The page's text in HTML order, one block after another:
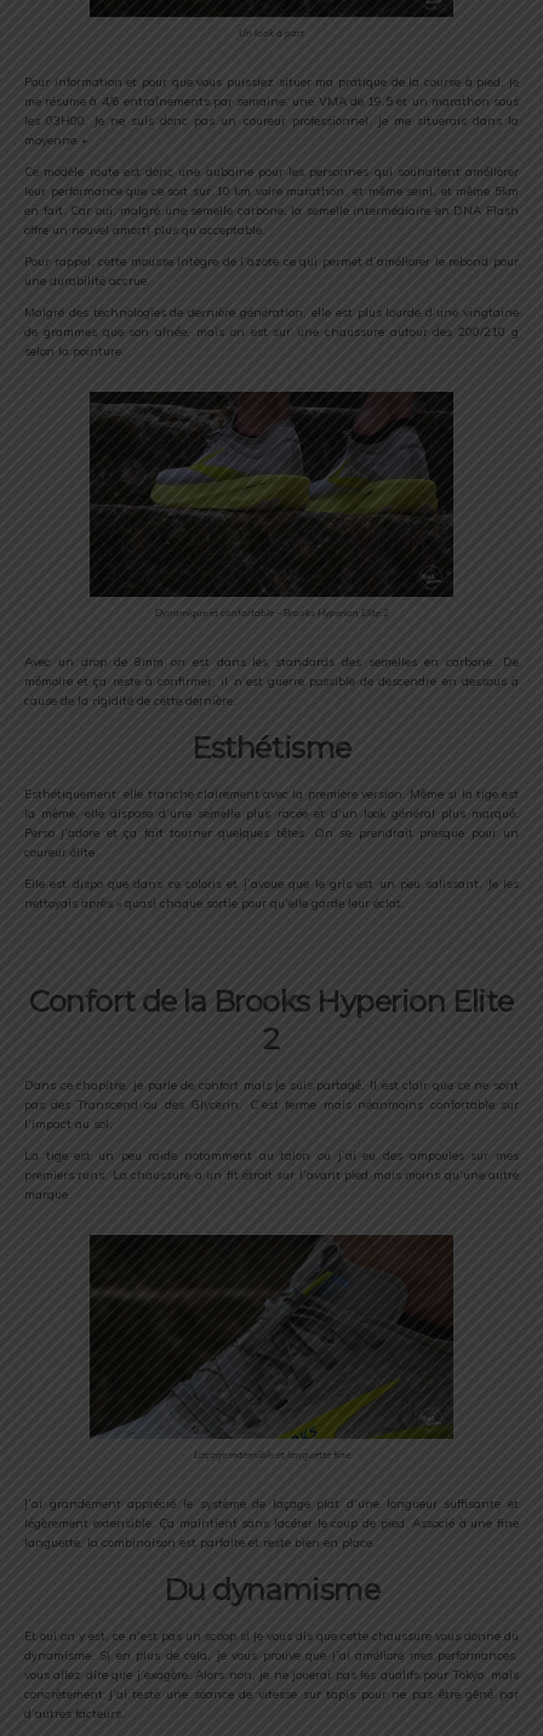
Un look à part
Pour information et pour que vous puissiez situer ma pratique de la course à pied, je
me résume à 4/6 entraînements par semaine, une VMA de 19,5 et un marathon sous
les 03H00. Je ne suis donc pas un coureur professionnel, je me situerais dans la
moyenne +
Ce modèle route est donc une aubaine pour les personnes qui souhaitent améliorer
leur performance que ce soit sur 10 km voire marathon, et même semi, et même 5km
en fait. Car oui, malgré une semelle carbone, la semelle intermédiaire en DNA Flash
offre un nouvel amorti plus qu’acceptable.
Pour rappel, cette mousse intègre de l’azote ce qui permet d’améliorer le rebond pour
une durabilité accrue.
Malgré des technologies de dernière génération, elle est plus lourde d’une vingtaine
de grammes que son aînée, mais on est sur une chaussure autour des 200/210 g
selon la pointure.
Dynamique et confortable – Brooks Hyperion Elite 2
Avec un drop de 8mm on est dans les standards des semelles en carbone. De
mémoire et ça reste à confirmer, il n’est guerre possible de descendre en dessous à
cause de la rigidité de cette dernière.
Esthétisme
Esthétiquement, elle tranche clairement avec la première version. Même si la tige est
la même, elle dispose d’une semelle plus racée et d’un look général plus marqué.
Perso j’adore et ça fait tourner quelques têtes. On se prendrait presque pour un
coureur élite.
Elle est dispo que dans ce coloris et j’avoue que le gris est un peu salissant. Je les
nettoyais après « quasi chaque sortie pour qu’elle garde leur éclat.
Confort de la Brooks Hyperion Elite
2
Dans ce chapitre, je parle de confort mais je suis partagé. Il est clair que ce ne sont
pas des Transcend ou des Glycerin. C’est ferme mais néanmoins confortable sur
l’impact au sol.
La tige est un peu raide notamment au talon ou j’ai eu des ampoules sur mes
premiers runs. La chaussure a un fit étroit sur l’avant pied mais moins qu’une autre
marque.
Laçage extensible et languette fine
J’ai grandement apprécié le système de laçage plat d’une longueur suffisante et
légèrement extensible. Ça maintient sans lacérer le coup de pied. Associé à une fine
languette, la combinaison est parfaite et reste bien en place.
Du dynamisme
Et oui on y est, ce n’est pas un scoop si je vous dis que cette chaussure vous donne du
dynamisme. Si en plus de cela, je vous prouve que j’ai amélioré mes performances,
vous allez dire que j’exagère. Alors non, je ne jouerai pas les qualifs pour Tokyo, mais
concrètement j’ai testé une séance de vitesse sur tapis pour ne pas être gêné par
d’autres facteurs.